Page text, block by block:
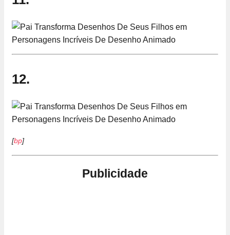
12.
[bp]
Publicidade